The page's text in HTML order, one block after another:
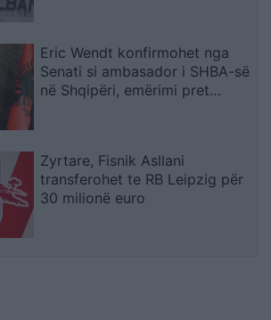
Eric Wendt konfirmohet nga
Senati si ambasador i SHBA-së
në Shqipëri, emërimi pret
Zyrtare, Fisnik Asllani
transferohet te RB Leipzig për
30 milionë euro